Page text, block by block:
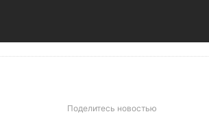
Поделитесь новостью